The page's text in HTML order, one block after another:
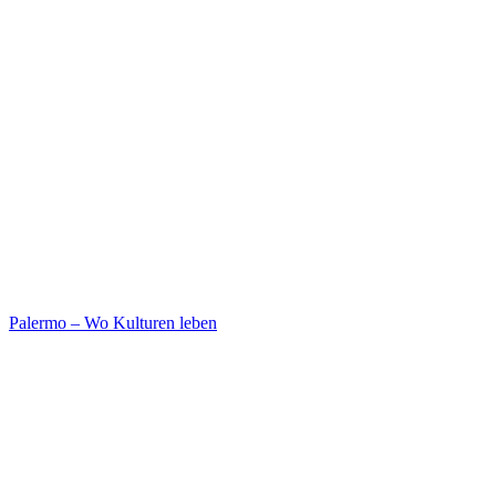
Palermo – Wo Kulturen leben